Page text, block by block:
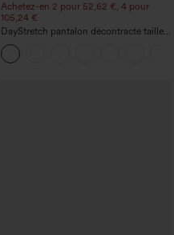
Achetez-en 2 pour 52,62 €, 4 pour
105,24 €
DayStretch pantalon décontracté taille
haute à jambe en forme de tonneau
avec poches